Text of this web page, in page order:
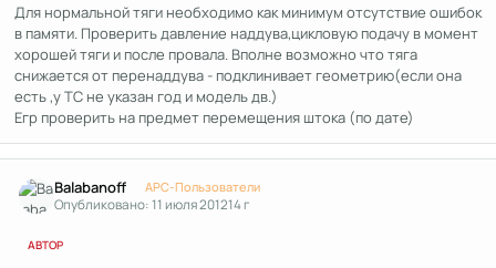
Для нормальной тяги необходимо как минимум отсутствие ошибок
в памяти. Проверить давление наддува,цикловую подачу в момент
хорошей тяги и после провала. Вполне возможно что тяга
снижается от перенаддува - подклинивает геометрию(если она
есть ,у ТС не указан год и модель дв.)
Егр проверить на предмет перемещения штока (по дате)
Balabanoff APC-Пользователи
Опубликовано:11 июля 201214 г
АВТОР